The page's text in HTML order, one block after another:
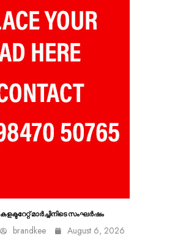
കളക്ടറേറ്റ് മാർച്ചിനിടെ സംഘർഷം
brandkee August 6, 2026